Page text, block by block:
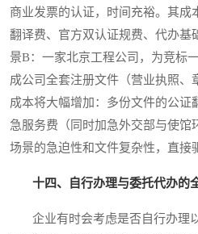
商业发票的认证，时间充裕。其成
翻译费、官方双认证规费、代办基
景B：一家北京工程公司，为竞标
成公司全套注册文件（营业执照、
成本将大幅增加：多份文件的公证
急服务费（同时加急外交部与使馆
场景的急迫性和文件复杂性，直接
十四、自行办理与委托代办的
企业有时会考虑是否自行办理